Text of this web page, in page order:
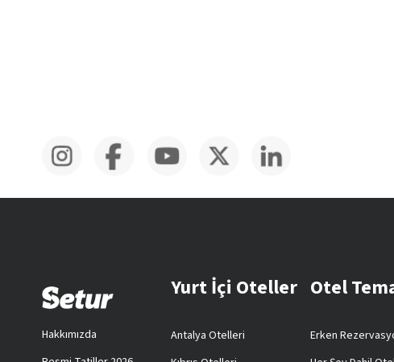
Hakkımızda
Yurt İçi Oteller
Antalya Otelleri
Otel
Erken